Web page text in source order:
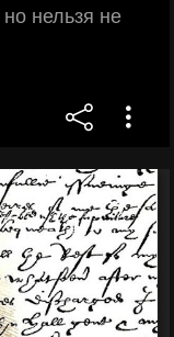
нельзя не